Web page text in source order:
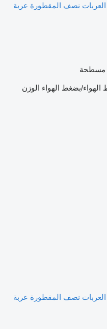
العربات نصف المقطورة عربة
مسطحة
الهواء/بضغط الهواء الوزن
العربات نصف المقطورة عربة